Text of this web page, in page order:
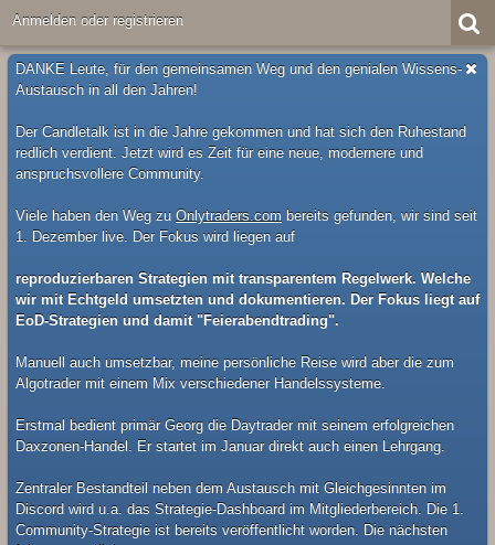
Anmelden oder registrieren
DANKE Leute, für den gemeinsamen Weg und den genialen Wissens-
Austausch in all den Jahren!
Der Candletalk ist in die Jahre gekommen und hat sich den Ruhestand
redlich verdient. Jetzt wird es Zeit für eine neue, modernere und
anspruchsvollere Community.
Viele haben den Weg zu Onlytraders.com bereits gefunden, wir sind seit
1. Dezember live. Der Fokus wird liegen auf
reproduzierbaren Strategien mit transparentem Regelwerk. Welche
wir mit Echtgeld umsetzten und dokumentieren. Der Fokus liegt auf
EoD-Strategien und damit "Feierabendtrading".
Manuell auch umsetzbar, meine persönliche Reise wird aber die zum
Algotrader mit einem Mix verschiedener Handelssysteme.
Erstmal bedient primär Georg die Daytrader mit seinem erfolgreichen
Daxzonen-Handel. Er startet im Januar direkt auch einen Lehrgang.
Zentraler Bestandteil neben dem Austausch mit Gleichgesinnten im
Discord wird u.a. das Strategie-Dashboard im Mitgliederbereich. Die 1.
Community-Strategie ist bereits veröffentlicht worden. Die nächsten